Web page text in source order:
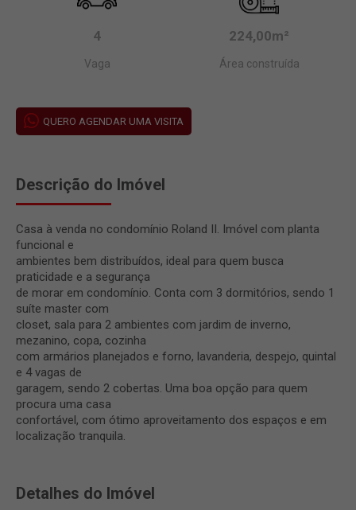
4
Vaga
224,00m²
Área construída
QUERO AGENDAR UMA VISITA
Descrição do Imóvel
Casa à venda no condomínio Roland II. Imóvel com planta
funcional e
ambientes bem distribuídos, ideal para quem busca
praticidade e a segurança
de morar em condomínio. Conta com 3 dormitórios, sendo 1
suíte master com
closet, sala para 2 ambientes com jardim de inverno,
mezanino, copa, cozinha
com armários planejados e forno, lavanderia, despejo, quintal
e 4 vagas de
garagem, sendo 2 cobertas. Uma boa opção para quem
procura uma casa
confortável, com ótimo aproveitamento dos espaços e em
localização tranquila.
Detalhes do Imóvel